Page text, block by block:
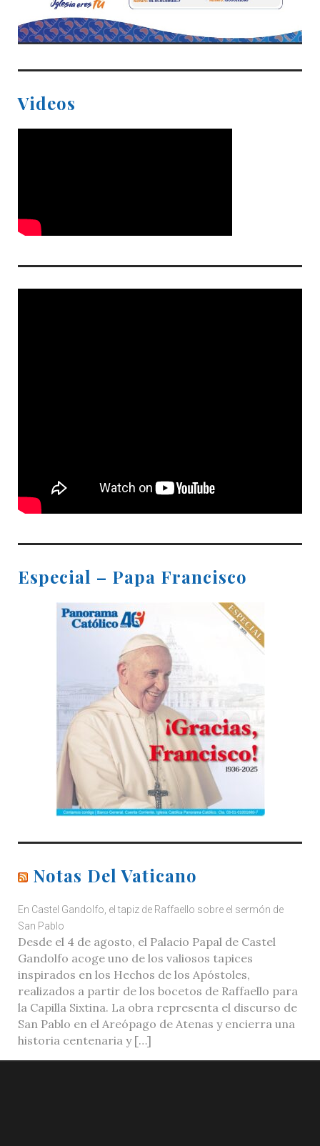
Videos
Especial – Papa Francisco
Notas Del Vaticano
En Castel Gandolfo, el tapiz de Raffaello sobre el sermón de
San Pablo
Desde el 4 de agosto, el Palacio Papal de Castel
Gandolfo acoge uno de los valiosos tapices
inspirados en los Hechos de los Apóstoles,
realizados a partir de los bocetos de Raffaello para
la Capilla Sixtina. La obra representa el discurso de
San Pablo en el Areópago de Atenas y encierra una
historia centenaria y […]